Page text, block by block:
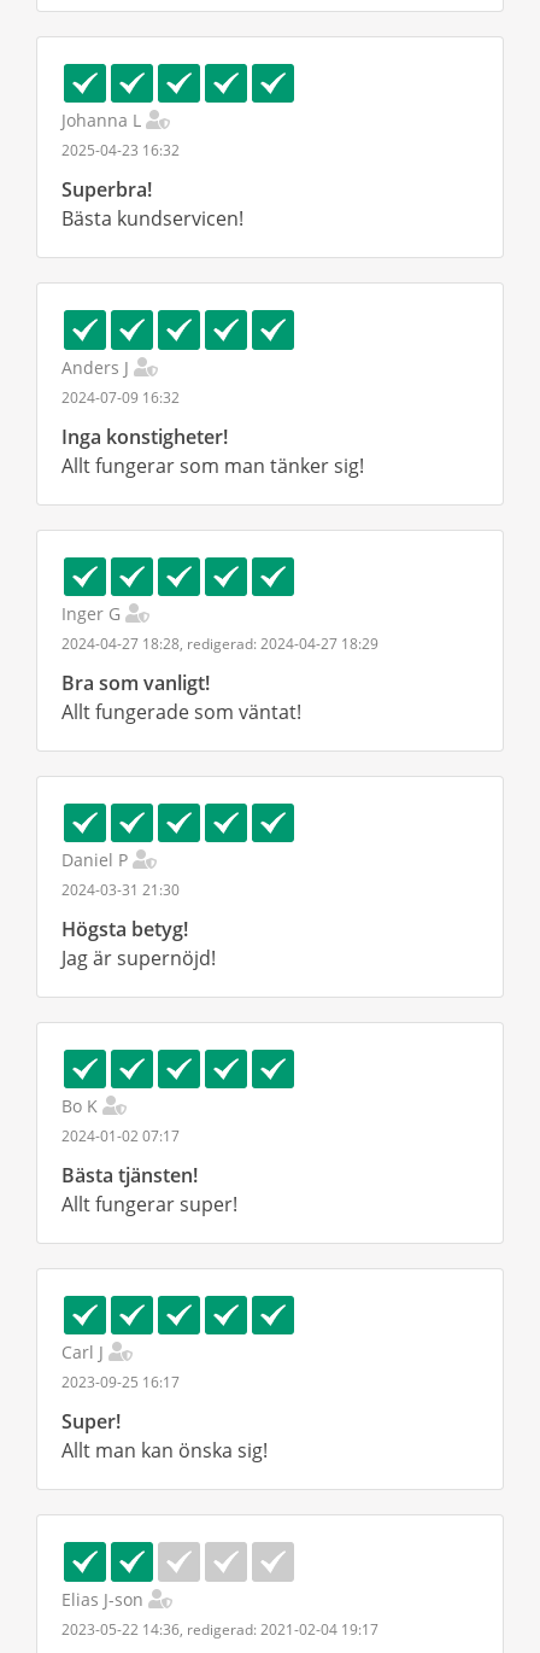
Johanna L
2025-04-23 16:32
Superbra!
Bästa kundservicen!
Anders J
2024-07-09 16:32
Inga konstigheter!
Allt fungerar som man tänker sig!
Inger G
2024-04-27 18:28, redigerad: 2024-04-27 18:29
Bra som vanligt!
Allt fungerade som väntat!
Daniel P
2024-03-31 21:30
Högsta betyg!
Jag är supernöjd!
Bo K
2024-01-02 07:17
Bästa tjänsten!
Allt fungerar super!
Carl J
2023-09-25 16:17
Super!
Allt man kan önska sig!
Elias J-son
2023-05-22 14:36, redigerad: 2021-02-04 19:17